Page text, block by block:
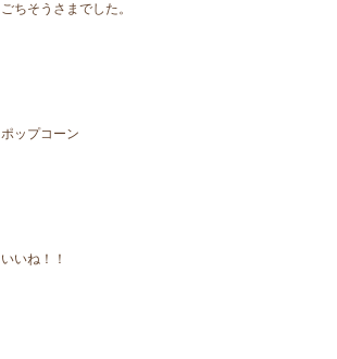
ごちそうさまでした。
ポップコーン
いいね！！